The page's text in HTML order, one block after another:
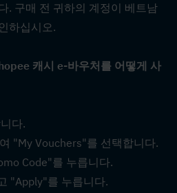
. 구매 전 귀하의 계정이 베트남
하십시오.
캐시 e-바우처를 어떻게 사
다.
"My Vouchers"를 선택합니다.
Code"를 누릅니다.
"Apply"를 누릅니다.